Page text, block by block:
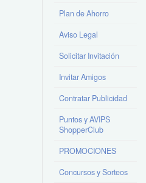
Plan de Ahorro
Aviso Legal
Solicitar Invitación
Invitar Amigos
Contratar Publicidad
Puntos y AVIPS
ShopperClub
PROMOCIONES
Concursos y Sorteos